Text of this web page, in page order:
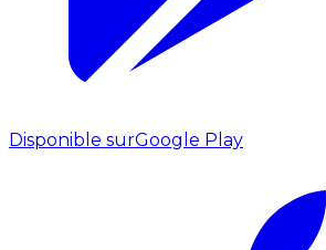
Disponible surGoogle Play